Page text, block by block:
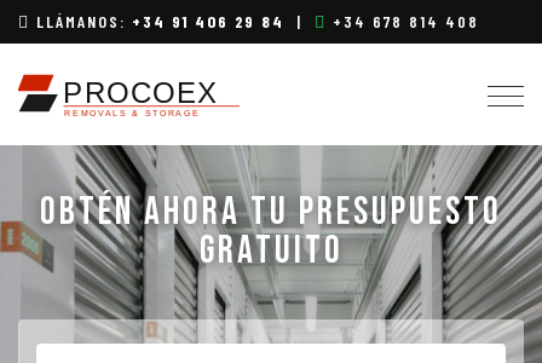
LLÁMANOS: +34 91 406 29 84 | +34 678 814 408
OBTÉN AHORA TU PRESUPUESTO
GRATUITO